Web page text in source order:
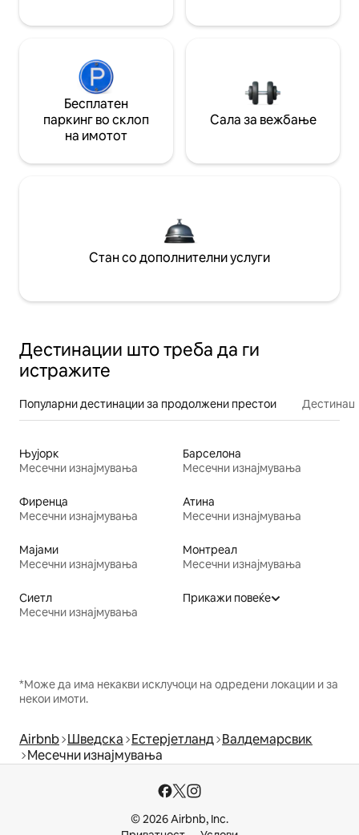
Бесплатен
паркинг во склоп
на имотот
Сала за вежбање
Стан со дополнителни услуги
Дестинации што треба да ги
истражите
Популарни дестинации за продолжени престои
Њујорк
Месечни изнајмувања
Барселона
Месечни изнајмувања
Фиренца
Месечни изнајмувања
Атина
Месечни изнајмувања
Мајами
Месечни изнајмувања
Монтреал
Месечни изнајмувања
Сиетл
Месечни изнајмувања
Прикажи повеќе
*Може да има некакви исклучоци на одредени локации и за
некои имоти.
Airbnb Шведска Естерјетланд Валдемарсвик
Месечни изнајмувања
© 2026 Airbnb, Inc.